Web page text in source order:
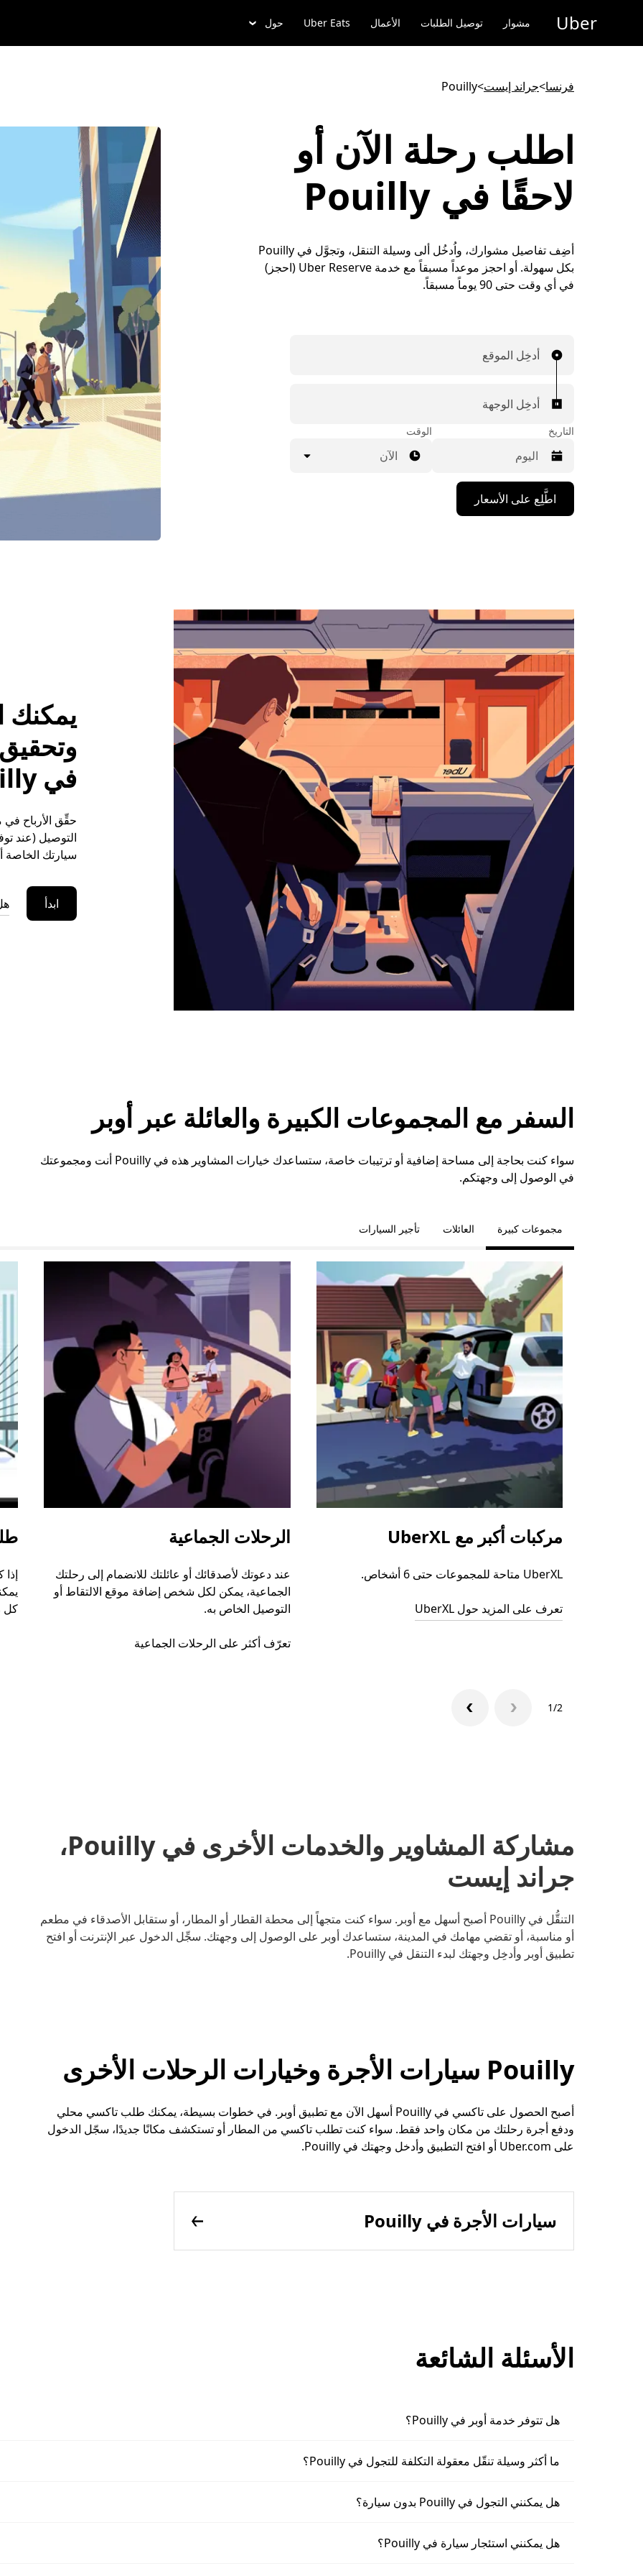
المحتوى
Uber مشوار توصيل الطلبات الأعمال Uber Eats حول
فرنسا>جراند إيست>
Pouilly
اطلب رحلة الآن أو
لاحقًا في Pouilly
أضِف تفاصيل مشوارك، واُدخُل ألى وسيلة التنقل، وتجوَّل في Pouilly
بكل سهولة. أو احجز موعداً مسبقاً مع خدمة Uber Reserve (احجز)
في أي وقت حتى 90 يوماً مسبقاً.
أدخِل الموقع
أدخِل الوجهة
التاريخ
اضغط
على
مفتاح
اضغط
زر
الخروج
لإغلاق
التقويم.
الوقت
الآن
اطَّلِع على الأسعار
يمكنك
في Pouilly
التوصيل (عند
سيارتك الخاصة
ابدأ
السفر مع المجموعات الكبيرة والعائلة عبر أوبر
سواء كنت بحاجة إلى مساحة إضافية أو ترتيبات خاصة، ستساعدك خيارات المشاوير هذه في Pouilly أنت ومجموعتك
في الوصول إلى وجهتكم.
مجموعات كبيرة العائلات تأجير السيارات
مركبات أكبر مع UberXL
UberXL متاحة للمجموعات حتى 6 أشخاص.
تعرف على المزيد حول UberXL
الرحلات الجماعية
عند دعوتك لأصدقائك أو عائلتك للانضمام إلى رحلتك
الجماعية، يمكن لكل شخص إضافة موقع الالتقاط أو
التوصيل الخاص به.
تعرّف أكثر على الرحلات الجماعية
كل
1/2
مشاركة المشاوير والخدمات الأخرى في Pouilly،
جراند إيست
التنقُّل في Pouilly أصبح أسهل مع أوبر. سواء كنت متجهاً إلى محطة القطار أو المطار، أو ستقابل الأصدقاء في مطعم
أو مناسبة، أو تقضي مهامك في المدينة، ستساعدك أوبر على الوصول إلى وجهتك. سجِّل الدخول عبر الإنترنت أو افتح
تطبيق أوبر وأدخِل وجهتك لبدء التنقل في Pouilly.
Pouilly سيارات الأجرة وخيارات الرحلات الأخرى
أصبح الحصول على تاكسي في Pouilly أسهل الآن مع تطبيق أوبر. في خطوات بسيطة، يمكنك طلب تاكسي محلي
ودفع أجرة رحلتك من مكان واحد فقط. سواء كنت تطلب تاكسي من المطار أو تستكشف مكانًا جديدًا، سجّل الدخول
على Uber.com أو افتح التطبيق وأدخل وجهتك في Pouilly.
سيارات الأجرة في Pouilly
الأسئلة الشائعة
هل تتوفر خدمة أوبر في Pouilly؟
ما أكثر وسيلة تنقّل معقولة التكلفة للتجول في Pouilly؟
هل يمكنني التجول في Pouilly بدون سيارة؟
هل يمكنني استئجار سيارة في Pouilly؟